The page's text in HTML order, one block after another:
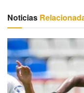
Noticias